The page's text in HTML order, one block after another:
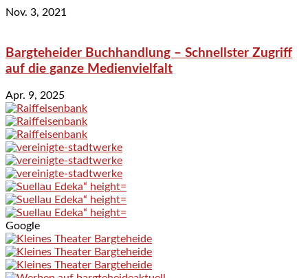
Nov. 3, 2021
Bargteheider Buchhandlung – Schnellster Zugriff
auf die ganze Medienvielfalt
Apr. 9, 2025
Google